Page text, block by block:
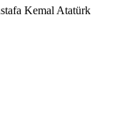
Kemal Atatürk